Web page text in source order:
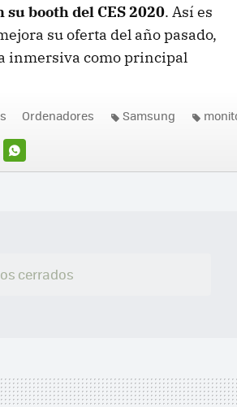
booth del CES 2020. Así es
su oferta del año pasado,
inmersiva como principal
WHATSAPP
Ordenadores Samsung
cerrados